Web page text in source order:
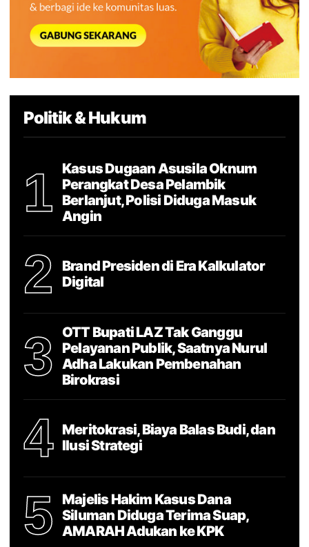
Politik & Hukum
1
Kasus Dugaan Asusila Oknum
Perangkat Desa Pelambik
Berlanjut, Polisi Diduga Masuk
Angin
2
Brand Presiden di Era Kalkulator
Digital
3
OTT Bupati LAZ Tak Ganggu
Pelayanan Publik, Saatnya Nurul
Adha Lakukan Pembenahan
Birokrasi
4
Meritokrasi, Biaya Balas Budi, dan
Ilusi Strategi
5
Majelis Hakim Kasus Dana
Siluman Diduga Terima Suap,
AMARAH Adukan ke KPK